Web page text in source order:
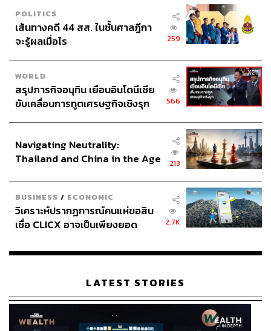
POLITICS
เส้นทางคดี 44 สส. ในชั้นศาลฎีกา
จะรู้ผลเมื่อไร
259
WORLD
สรุปภารกิจอนุทิน เยือนอินโดนีเซีย
ขับเคลื่อนการทูตเศรษฐกิจเชิงรุก
566
Navigating Neutrality:
Thailand and China in the Age
213
BUSINESS / ECONOMIC
วิเคราะห์ปรากฏการณ์คนแห่ขอสิน
เชื่อ CLICX อาจเป็นเพียงยอด
เรือนไทยที่ถูกซุกไว้
2.7K
LATEST STORIES